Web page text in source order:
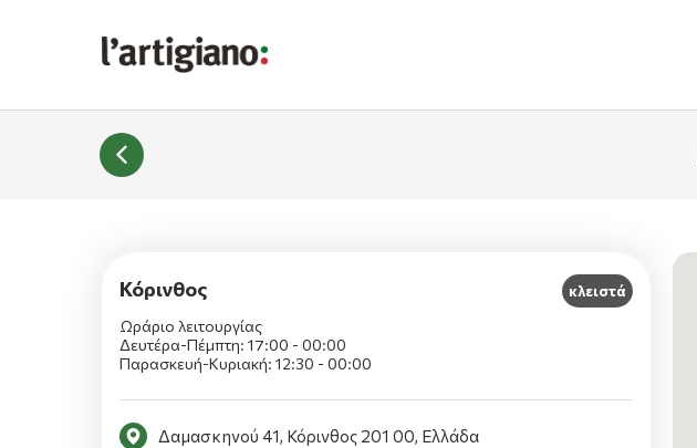
Κόρινθος κλειστά
Ωράριο λειτουργίας
Δευτέρα-Πέμπτη: 17:00 - 00:00
Παρασκευή-Κυριακή: 12:30 - 00:00
Δαμασκηνού 41, Κόρινθος 201 00, Ελλάδα